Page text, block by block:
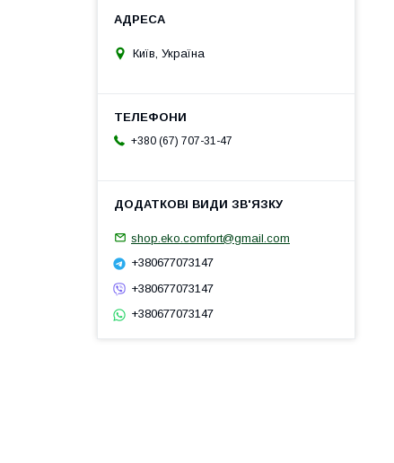
Київ, Україна
+380 (67) 707-31-47
shop.eko.comfort@gmail.com
+380677073147
+380677073147
+380677073147